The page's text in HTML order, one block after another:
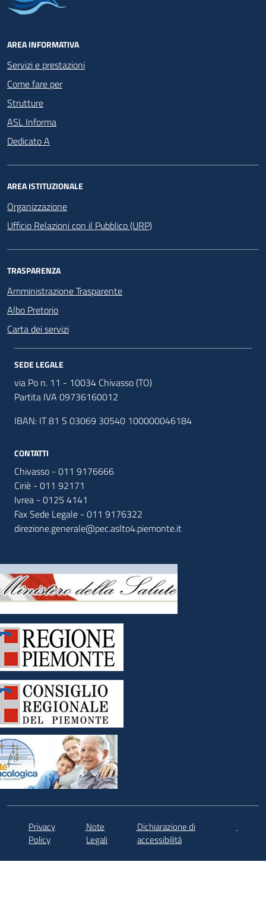
AREA INFORMATIVA
Servizi e prestazioni
Come fare per
Strutture
ASL Informa
Dedicato A
AREA ISTITUZIONALE
Organizzazione
Ufficio Relazioni con il Pubblico (URP)
TRASPARENZA
Amministrazione Trasparente
Albo Pretorio
Carta dei servizi
SEDE LEGALE
via Po n. 11 - 10034 Chivasso (TO)
Partita IVA 09736160012
IBAN: IT 81 S 03069 30540 100000046184
CONTATTI
Chivasso - 011 9176666
Ciriè - 011 92171
Ivrea - 0125 4141
Fax Sede Legale - 011 9176322
direzione.generale@pec.aslto4.piemonte.it
Privacy
Policy
.Note
Legali
.Dichiarazione di
accessibilità
.